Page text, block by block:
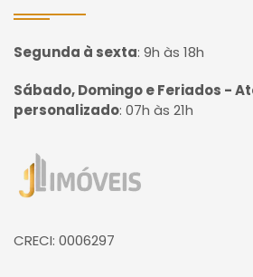
Segunda à sexta: 9h às 18h
Sábado, Domingo e Feriados -
personalizado: 07h às 21h
Página inicial
CRECI: 0006297